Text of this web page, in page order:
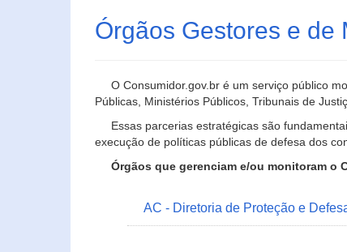
Órgãos Gestores e de
O Consumidor.gov.br é um serviço público
Públicas, Ministérios Públicos, Tribunais de
Essas parcerias estratégicas são
execução de políticas públicas de defesa dos
Órgãos que gerenciam e/ou monitoram o
AC - Diretoria de Proteção e